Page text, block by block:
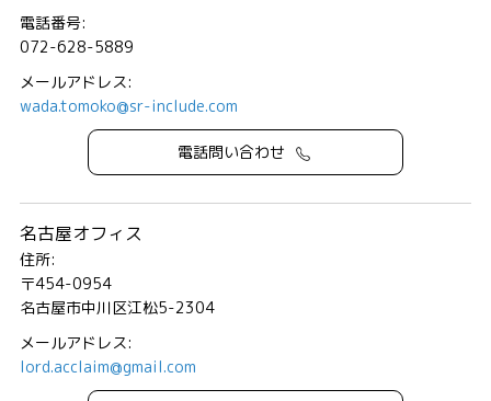
電話番号:
072-628-5889
メールアドレス:
wada.tomoko@sr-include.com
電話問い合わせ
名古屋オフィス
住所:
〒454-0954
名古屋市中川区江松5-2304
メールアドレス:
lord.acclaim@gmail.com